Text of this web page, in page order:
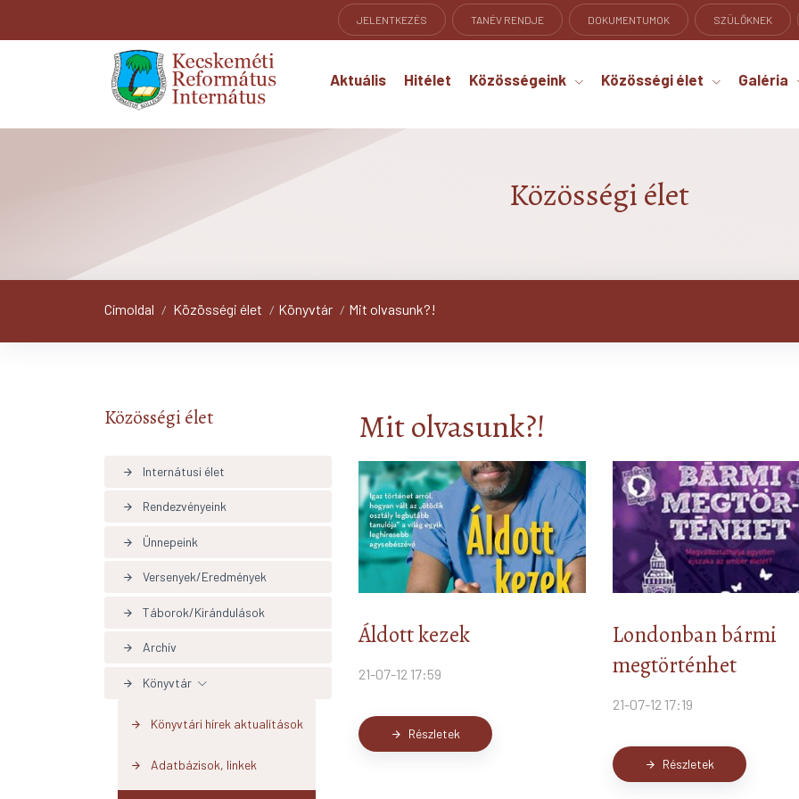
JELENTKEZÉS TANÉV RENDJE DOKUMENTUMOK SZÜLŐKNEK
Aktuális Hitélet Közösségeink Közösségi élet Galéria
Közösségi élet
Címoldal / Közösségi élet / Könyvtár / Mit olvasunk?!
Közösségi élet
arrow_forward Internátusi élet
arrow_forward Rendezvényeink
arrow_forward Ünnepeink
arrow_forward Versenyek/Eredmények
arrow_forward Táborok/Kirándulások
arrow_forward Archív
arrow_forward Könyvtár
arrow_forward Könyvtári hírek aktualítások
arrow_forward Adatbázisok, linkek
Mit olvasunk?!
Áldott kezek
21-07-12 17:59
arrow_forward Részletek
Londonban bármi
megtörténhet
21-07-12 17:19
arrow_forward Részletek